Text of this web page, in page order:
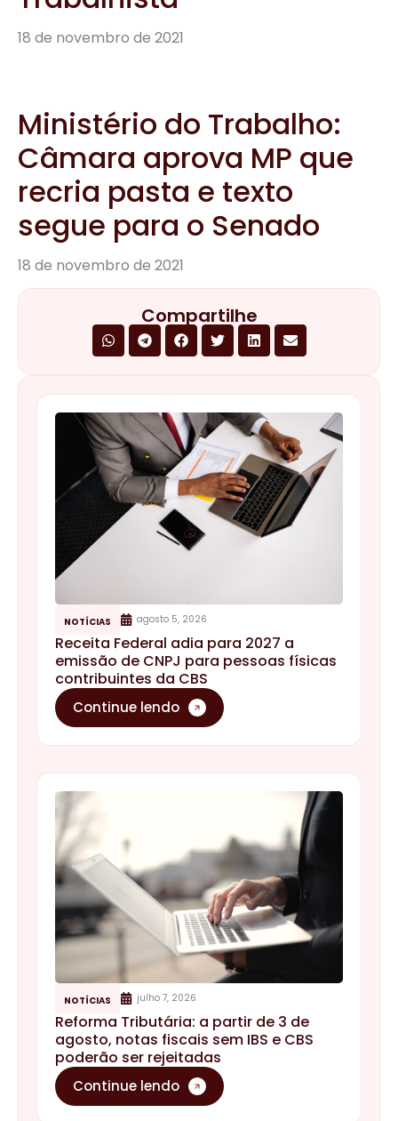
NOTÍCIAS agosto 5, 2026
Receita Federal adia para 2027 a
emissão de CNPJ para pessoas físicas
contribuintes da CBS
Continue lendo
NOTÍCIAS julho 7, 2026
Reforma Tributária: a partir de 3 de
agosto, notas fiscais sem IBS e CBS
poderão ser rejeitadas
Continue lendo
18 de novembro de 2021
Ministério do Trabalho:
Câmara aprova MP que
recria pasta e texto
segue para o Senado
18 de novembro de 2021
Compartilhe